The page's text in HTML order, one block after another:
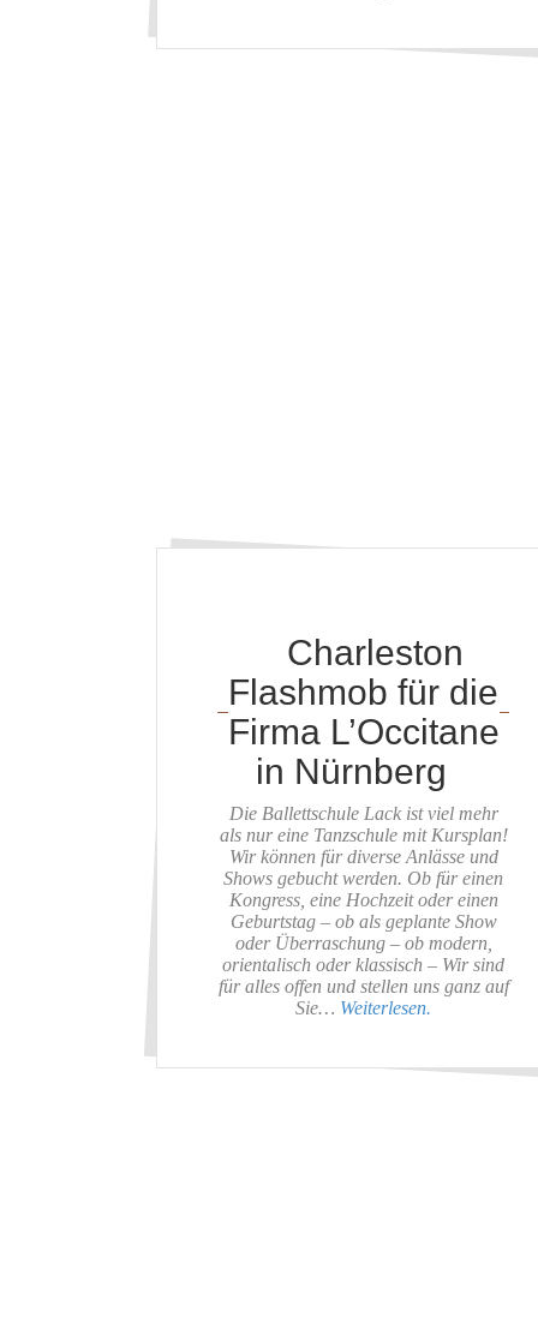
Charleston
Flashmob für die
Firma L’Occitane
in Nürnberg
Die Ballettschule Lack ist viel mehr
als nur eine Tanzschule mit Kursplan!
Wir können für diverse Anlässe und
Shows gebucht werden. Ob für einen
Kongress, eine Hochzeit oder einen
Geburtstag – ob als geplante Show
oder Überraschung – ob modern,
orientalisch oder klassisch – Wir sind
für alles offen und stellen uns ganz auf
Sie… Weiterlesen.